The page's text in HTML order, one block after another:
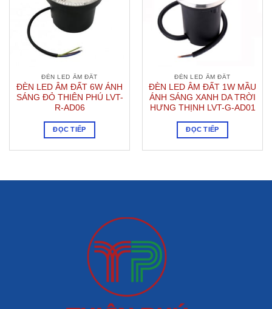
ĐÈN LED ÂM ĐẤT
ĐÈN LED ÂM ĐẤT 6W ÁNH
SÁNG ĐỎ THIÊN PHÚ LVT-
R-AD06
ĐỌC TIẾP
ĐÈN LED ÂM ĐẤT
ĐÈN LED ÂM ĐẤT 1W MẦU
ÁNH SÁNG XANH DA TRỜI
HƯNG THỊNH LVT-G-AD01
ĐỌC TIẾP